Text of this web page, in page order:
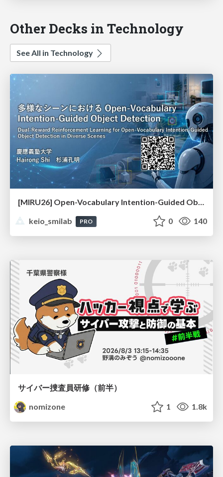
Other Decks in Technology
See All in Technology
keio_smilab
PRO 0 140
サイバー捜査員研修（前半）
nomizone
1 1.8k